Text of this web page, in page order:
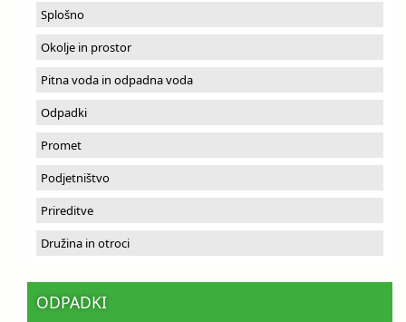
Splošno
Okolje in prostor
Pitna voda in odpadna voda
Odpadki
Promet
Podjetništvo
Prireditve
Družina in otroci
ODPADKI